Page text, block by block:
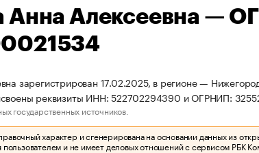
Анна Алексеевна —
зарегистрирован 17.02.2025, в регионе —
реквизиты ИНН: 522702294390 и ОГРНИП:
государственных источников.
характер и сгенерирована на основании данных из
пользователем и не имеет деловых отношений с сервисом РБК